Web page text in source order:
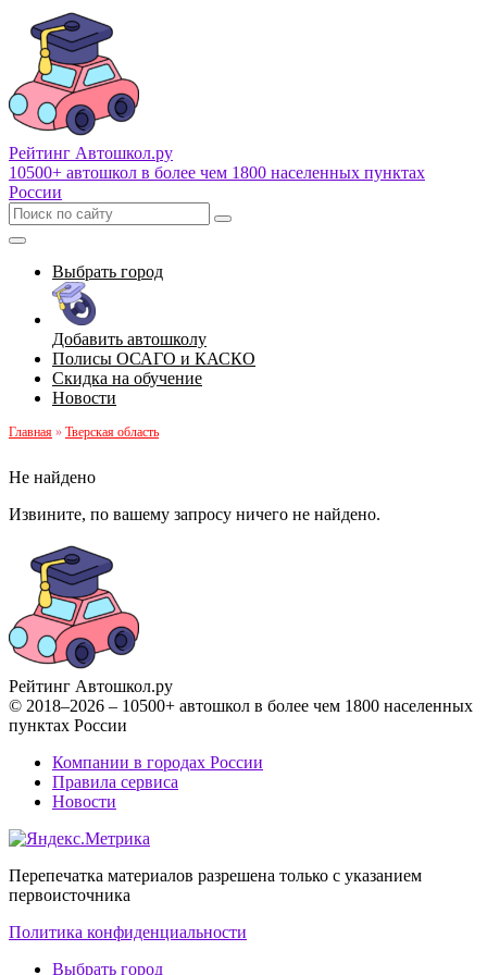
Рейтинг Автошкол.ру
10500+ автошкол в более чем 1800 населенных пунктах
России
Выбрать город
Добавить автошколу
Полисы ОСАГО и КАСКО
Скидка на обучение
Новости
Главная » Тверская область
Не найдено
Извините, по вашему запросу ничего не найдено.
Рейтинг Автошкол.ру
© 2018–2026 – 10500+ автошкол в более чем 1800 населенных
пунктах России
Компании в городах России
Правила сервиса
Новости
Перепечатка материалов разрешена только с указанием
первоисточника
Политика конфиденциальности
Выбрать город